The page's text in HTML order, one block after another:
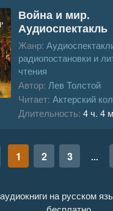
Война и мир.
Аудиоспектакль
Жанр:
радиопостановки и
чтения
Автор: Лев Толстой
Читает: Актерский
Длительность: 4 ч. 4
1 2 3 ...
на русском